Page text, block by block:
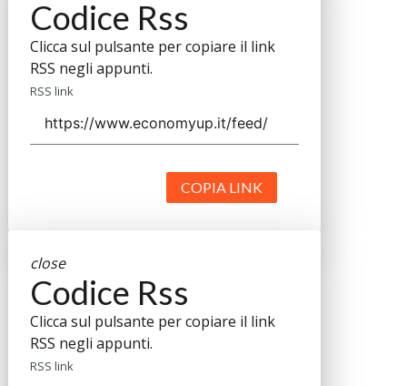
Codice Rss
Clicca sul pulsante per copiare il link
RSS negli appunti.
RSS link
COPIA LINK
close
Codice Rss
Clicca sul pulsante per copiare il link
RSS negli appunti.
RSS link